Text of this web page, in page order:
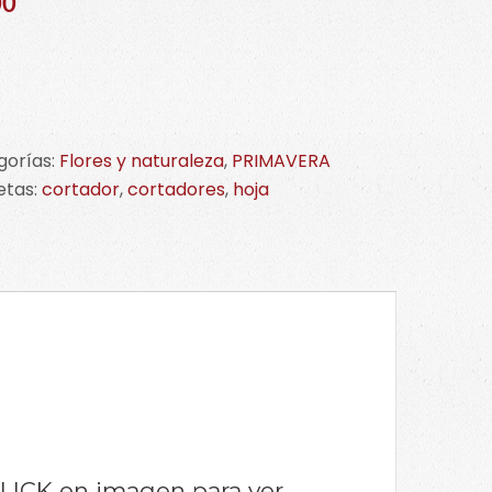
Flores y naturaleza, PRIMAVERA
cortador,cortadores, hoja